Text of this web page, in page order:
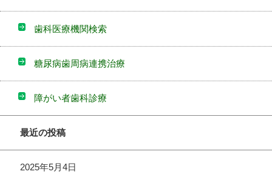
歯科医療機関検索
糖尿病歯周病連携治療
障がい者歯科診療
最近の投稿
2025年5月4日